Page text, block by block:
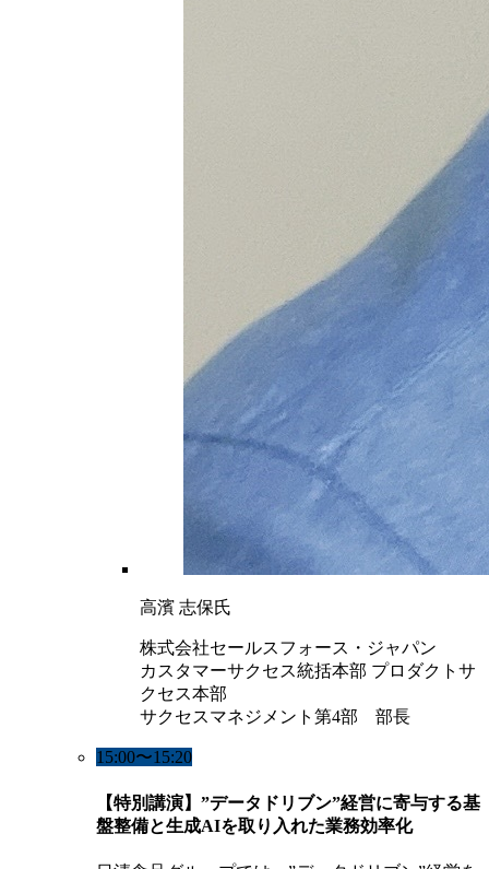
高濱 志保氏
株式会社セールスフォース・ジャパン
カスタマーサクセス統括本部 プロダクトサ
クセス本部
サクセスマネジメント第4部 部長
15:00〜15:20
【特別講演】”データドリブン”経営に寄与する基
盤整備と生成AIを取り入れた業務効率化